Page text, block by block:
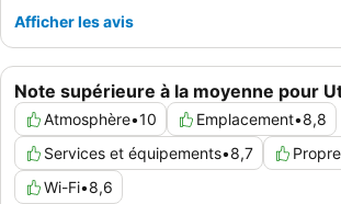
Note supérieure à la moyenne pour
Atmosphère•10 Emplacement•8,8
Services et équipements•8,7
Wi-Fi•8,6
Afficher les avis